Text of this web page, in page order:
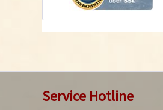
Service Hotline